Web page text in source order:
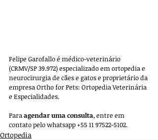
Felipe Garofallo é médico-veterinário
(CRMV/SP 39.972) especializado em ortopedia e
neurocirurgia de cães e gatos e proprietário da
empresa Ortho for Pets: Ortopedia Veterinária
e Especialidades.
Para agendar uma consulta, entre em
contato pelo whatsapp +55 11 97522-5102.
Ortopedia